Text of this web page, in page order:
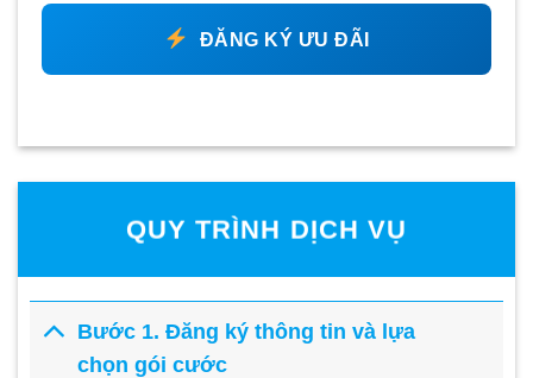
ĐĂNG KÝ ƯU ĐÃI
QUY TRÌNH DỊCH VỤ
Bước 1. Đăng ký thông tin và lựa
chọn gói cước